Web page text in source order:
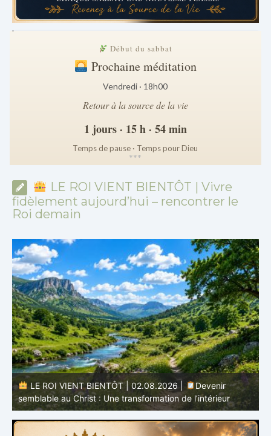
.
Début du sabbat
Prochaine méditation
Vendredi · 18h00
Retour à la source de la vie
1 jours · 15 h · 54 min
Temps de pause · Temps pour Dieu
***
LE ROI VIENT BIENTÔT | Vivre
fidèlement aujourd’hui – rencontrer le
Roi demain
LE ROI VIENT BIENTÔT | 02.08.2026 |
Devenir
semblable au Christ : Une transformation de l’intérieur